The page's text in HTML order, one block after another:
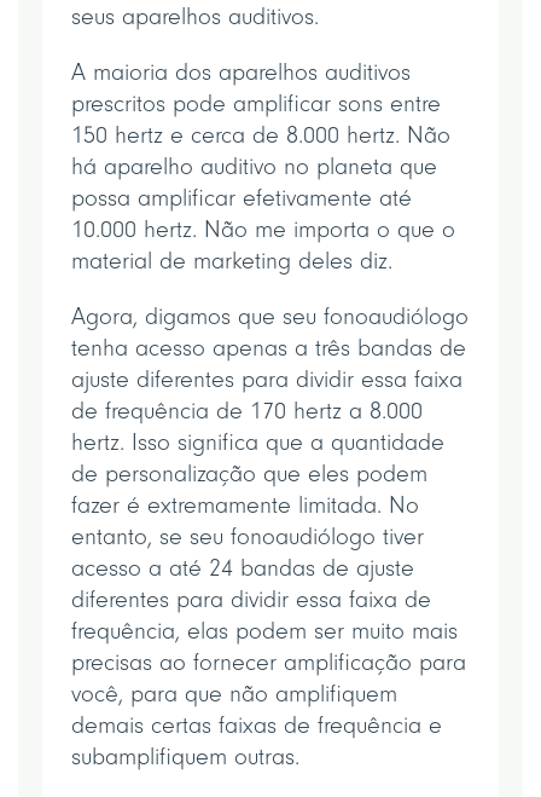
seus aparelhos auditivos.
A maioria dos aparelhos auditivos
prescritos pode amplificar sons entre
150 hertz e cerca de 8.000 hertz. Não
há aparelho auditivo no planeta que
possa amplificar efetivamente até
10.000 hertz. Não me importa o que o
material de marketing deles diz.
Agora, digamos que seu fonoaudiólogo
tenha acesso apenas a três bandas de
ajuste diferentes para dividir essa faixa
de frequência de 170 hertz a 8.000
hertz. Isso significa que a quantidade
de personalização que eles podem
fazer é extremamente limitada. No
entanto, se seu fonoaudiólogo tiver
acesso a até 24 bandas de ajuste
diferentes para dividir essa faixa de
frequência, elas podem ser muito mais
precisas ao fornecer amplificação para
você, para que não amplifiquem
demais certas faixas de frequência e
subamplifiquem outras.